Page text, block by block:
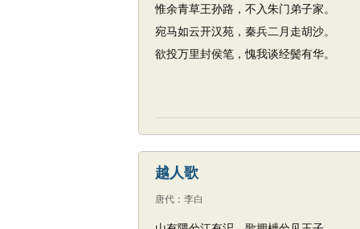
惟余青草王孙路，不入朱门弟子家。
宛马如云开汉苑，秦兵二月走胡沙。
欲投万里封侯笔，愧我谈经鬓有华。
越人歌
唐代 ： 李白